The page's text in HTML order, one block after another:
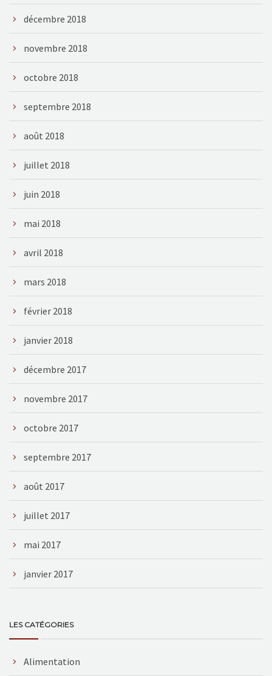
décembre 2018
novembre 2018
octobre 2018
septembre 2018
août 2018
juillet 2018
juin 2018
mai 2018
avril 2018
mars 2018
février 2018
janvier 2018
décembre 2017
novembre 2017
octobre 2017
septembre 2017
août 2017
juillet 2017
mai 2017
janvier 2017
LES CATÉGORIES
Alimentation